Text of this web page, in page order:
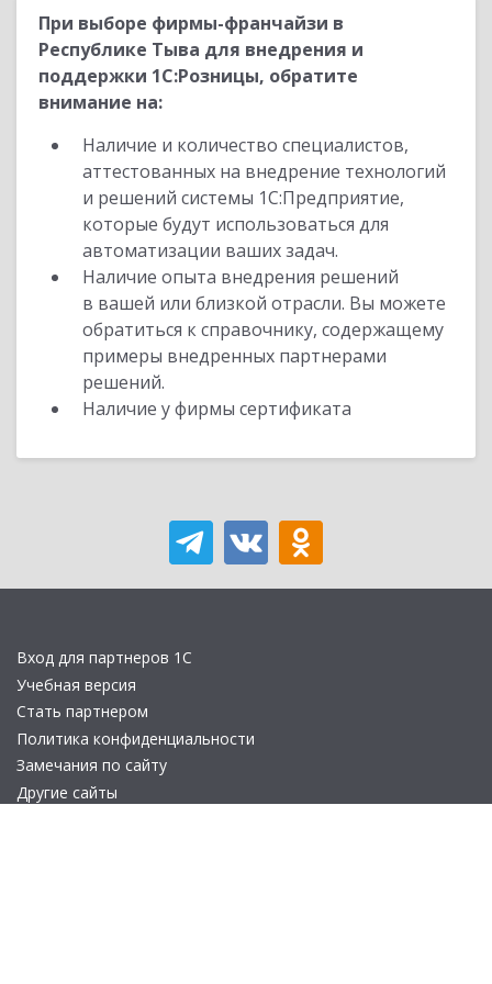
При выборе фирмы-франчайзи в
Республике Тыва для внедрения и
поддержки 1С:Розницы, обратите
внимание на:
Наличие и количество специалистов,
аттестованных на внедрение технологий
и решений системы 1С:Предприятие,
которые будут использоваться для
автоматизации ваших задач.
Наличие опыта внедрения решений
в вашей или близкой отрасли. Вы можете
обратиться к справочнику, содержащему
примеры внедренных партнерами
решений.
Наличие у фирмы сертификата
Вход для партнеров 1С
Учебная версия
Стать партнером
Политика конфиденциальности
Замечания по сайту
Другие сайты